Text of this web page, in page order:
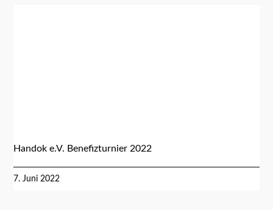
Handok e.V. Benefizturnier 2022
7. Juni 2022